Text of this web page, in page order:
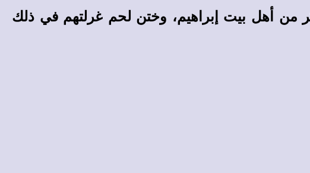
من أهل بيت إبراهيم، وختن لحم غرلتهم في ذلك